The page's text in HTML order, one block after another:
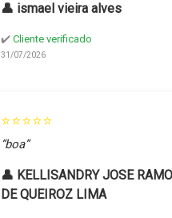
👤 ismael vieira alves
✔️ Cliente verificado
31/07/2026
⭐⭐⭐⭐⭐
“boa”
👤 KELLISANDRY JOSE
DE QUEIROZ LIMA